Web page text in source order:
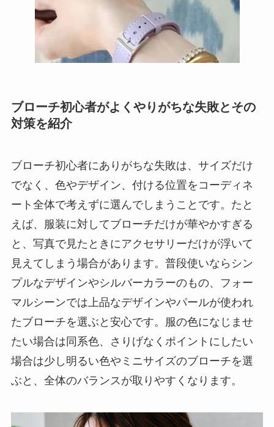
ブローチ初心者がよくやりがちな失敗とその
対策を紹介
ブローチ初心者にありがちな失敗は、サイズだけ
でなく、色やデザイン、付ける位置をコーディネ
ート全体で考えずに選んでしまうことです。たと
えば、服装に対してブローチだけが華やかすぎる
と、写真で見たときにアクセサリーだけが浮いて
見えてしまう場合があります。普段使いならシン
プルなデザインやシルバーカラーのもの、フォー
マルシーンでは上品なデザインやパールが使われ
たブローチを選ぶと安心です。服の色になじませ
たい場合は同系色、さりげなくポイントにしたい
場合は少し明るい色やミニサイズのブローチを選
ぶと、全体のバランスが取りやすくなります。